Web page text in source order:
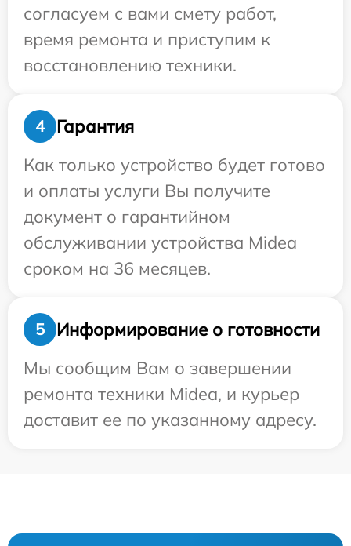
согласуем с вами смету работ,
время ремонта и приступим к
восстановлению техники.
4
Гарантия
Как только устройство будет готово
и оплаты услуги Вы получите
документ о гарантийном
обслуживании устройства Midea
сроком на 36 месяцев.
5
Информирование о готовности
Мы сообщим Вам о завершении
ремонта техники Midea, и курьер
доставит ее по указанному адресу.